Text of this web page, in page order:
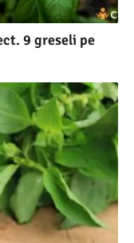
9 greseli pe